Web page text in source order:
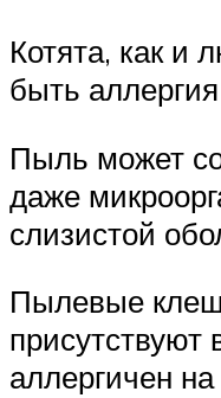
Котята, как и
быть
Пыль может
даже
слизистой
Пылевые
присутствуют
аллергичен